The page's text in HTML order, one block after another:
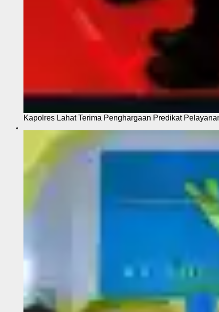
Kapolres Lahat Terima Penghargaan Predikat